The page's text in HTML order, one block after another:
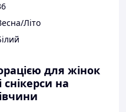
Літо
для жінок
снікерси на